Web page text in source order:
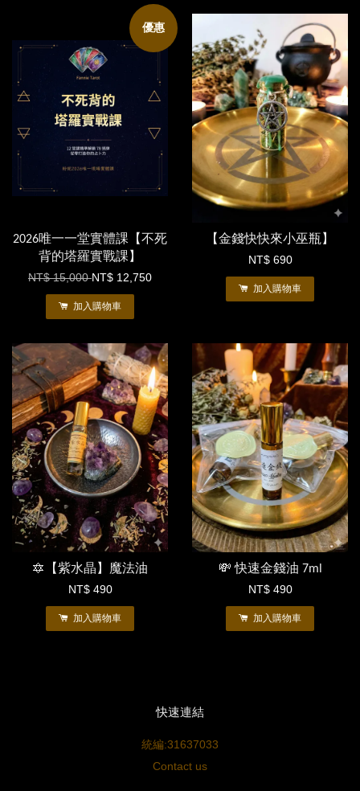
優惠
2026唯一一堂實體課【不死
背的塔羅實戰課】
NT$ 15,000NT$ 12,750
加入購物車
【金錢快快來小巫瓶】
NT$ 690
加入購物車
🔯【紫水晶】魔法油
NT$ 490
加入購物車
💸 快速金錢油 7ml
NT$ 490
加入購物車
快速連結
統編:31637033
Contact us